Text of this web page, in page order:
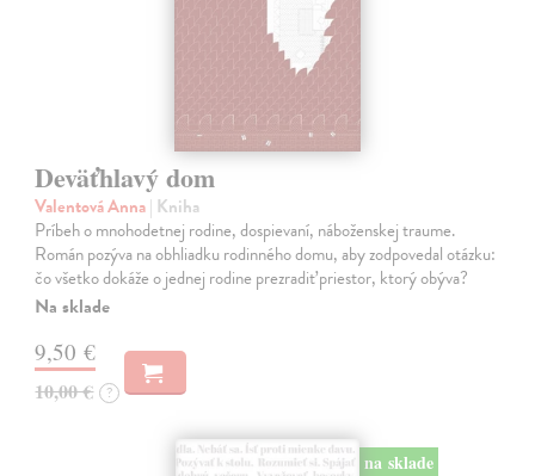
Deväťhlavý dom
Valentová Anna| Kniha
Príbeh o mnohodetnej rodine, dospievaní, náboženskej traume.
Román pozýva na obhliadku rodinného domu, aby zodpovedal otázku:
čo všetko dokáže o jednej rodine prezradiť priestor, ktorý obýva?
Na sklade
9,50 €
10,00 € ?
na sklade